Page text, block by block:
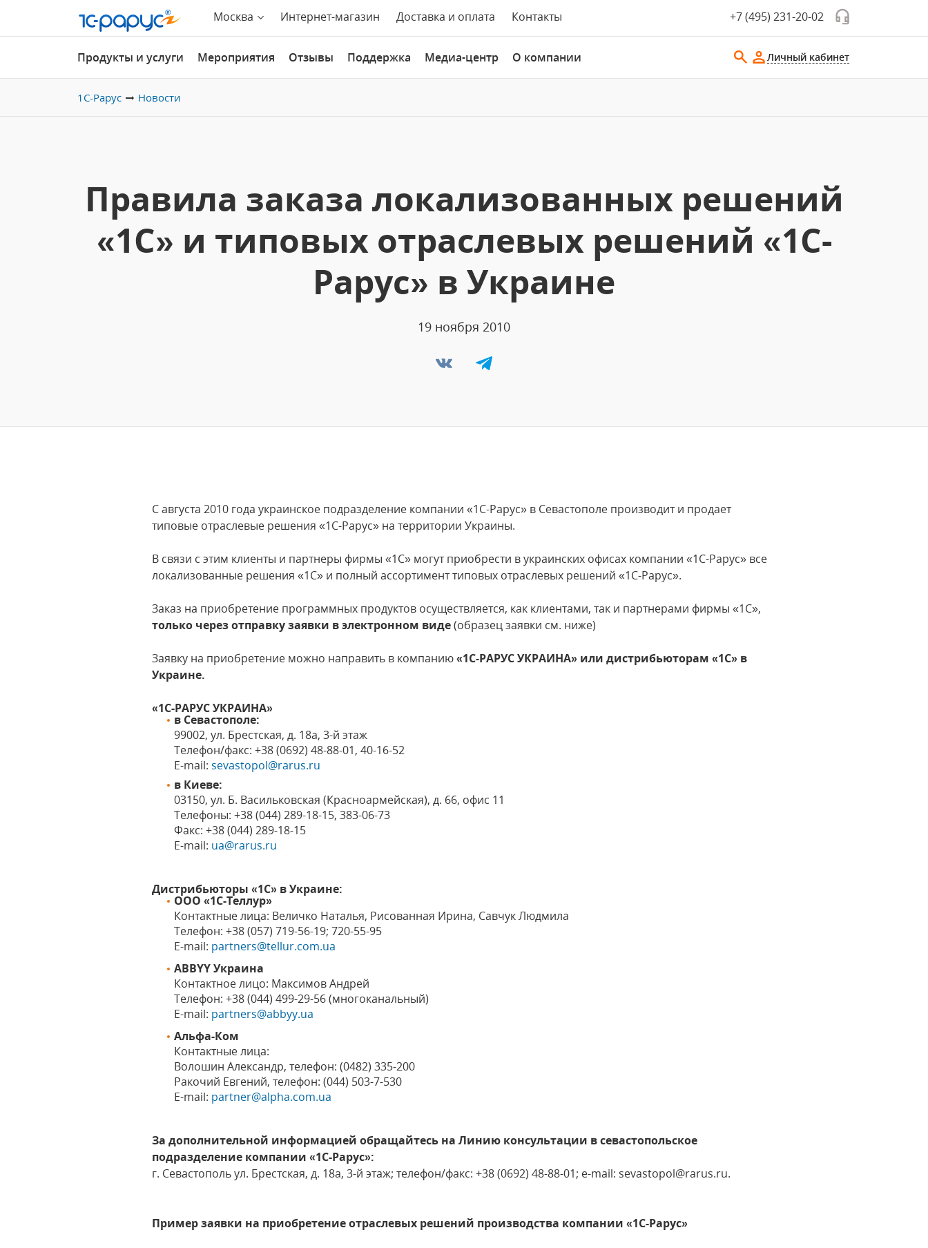
Москва Интернет-магазин Доставка и оплата Контакты +7 (495) 231-20-02
Продукты и услуги Мероприятия Отзывы Поддержка Медиа-центр О компании Личный кабинет
1С-Рарус Новости
Правила заказа локализованных решений
«1С» и типовых отраслевых решений «1С-
Рарус» в Украине
19 ноября 2010
С августа 2010 года украинское подразделение компании «1С-Рарус» в Севастополе производит и продает
типовые отраслевые решения «1С-Рарус» на территории Украины.
В связи с этим клиенты и партнеры фирмы «1С» могут приобрести в украинских офисах компании «1С-Рарус» все
локализованные решения «1С» и полный ассортимент типовых отраслевых решений «1С-Рарус».
Заказ на приобретение программных продуктов осуществляется, как клиентами, так и партнерами фирмы «1С»,
только через отправку заявки в электронном виде(образец заявки см. ниже)
Заявку на приобретение можно направить в компанию«1С-РАРУС УКРАИНА» или дистрибьюторам «1С» в
Украине.
«1С-РАРУС УКРАИНА»
в Севастополе:
99002, ул. Брестская, д. 18а, 3-й этаж
Телефон/факс: +38 (0692) 48-88-01, 40-16-52
Е-mail:sevastopol@rarus.ru
в Киеве:
03150, ул. Б. Васильковская (Красноармейская), д. 66, офис 11
Телефоны: +38 (044) 289-18-15, 383-06-73
Факс: +38 (044) 289-18-15
Е-mail: ua@rarus.ru
Дистрибьюторы «1С» в Украине:
ООО «1С-Теллур»
Контактные лица: Величко Наталья, Рисованная Ирина, Савчук Людмила
Телефон: +38 (057) 719-56-19; 720-55-95
Е-mail: partners@tellur.com.ua
ABBYY Украина
Контактное лицо: Максимов Андрей
Телефон: +38 (044) 499-29-56 (многоканальный)
Е-mail: partners@abbyy.ua
Альфа-Ком
Контактные лица:
Волошин Александр, телефон: (0482) 335-200
Ракочий Евгений, телефон: (044) 503-7-530
Е-mail: partner@alpha.com.ua
За дополнительной информацией обращайтесь на Линию консультации в севастопольское
подразделение компании «1С-Рарус»:
г. Севастополь ул. Брестская, д. 18а, 3-й этаж; телефон/факс: +38 (0692) 48-88-01; e-mail: sevastopol@rarus.ru.
Пример заявки на приобретение отраслевых решений производства компании «1С-Рарус»